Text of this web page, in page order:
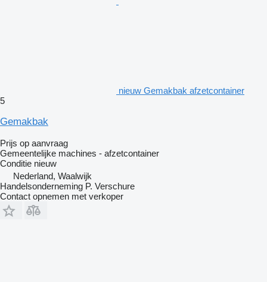
nieuw Gemakbak afzetcontainer
5
Gemakbak
Prijs op aanvraag
Gemeentelijke machines - afzetcontainer
Conditie nieuw
Nederland, Waalwijk
Handelsonderneming P. Verschure
Contact opnemen met verkoper